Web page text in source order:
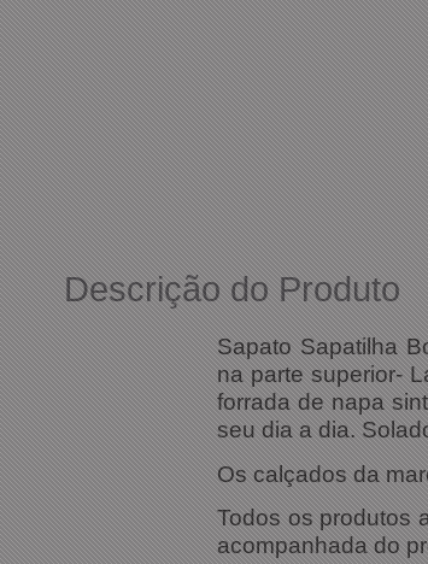
Descrição do Produto
Sapato Sapatilha
na parte superior-
forrada de napa
seu dia a dia.
Os calçados da
Todos os produtos
acompanhada do